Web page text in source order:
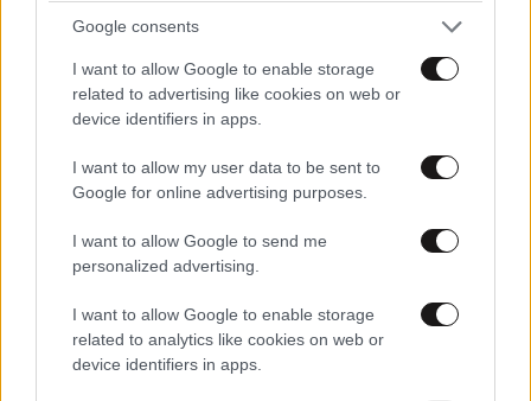
Google consents
I want to allow Google to enable storage
related to advertising like cookies on web or
device identifiers in apps.
I want to allow my user data to be sent to
Google for online advertising purposes.
I want to allow Google to send me
personalized advertising.
I want to allow Google to enable storage
related to analytics like cookies on web or
device identifiers in apps.
Η Nissan συνεχίζει να «ηλεκτρίζει» τα πλήθη
Ακολουθήστε τοNEWSBEASTστο
Google News
και μάθετε πρώτοι όλες τις ειδήσεις